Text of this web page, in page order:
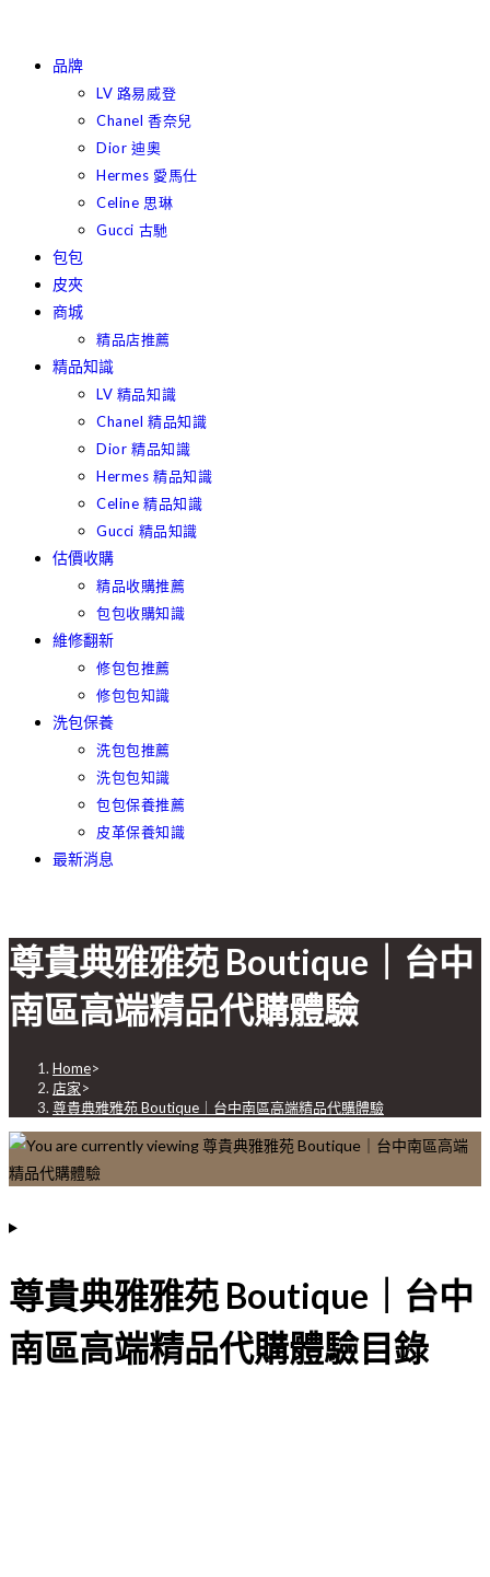
品牌
LV 路易威登
Chanel 香奈兒
Dior 迪奧
Hermes 愛馬仕
Celine 思琳
Gucci 古馳
包包
皮夾
商城
精品店推薦
精品知識
LV 精品知識
Chanel 精品知識
Dior 精品知識
Hermes 精品知識
Celine 精品知識
Gucci 精品知識
估價收購
精品收購推薦
包包收購知識
維修翻新
修包包推薦
修包包知識
洗包保養
洗包包推薦
洗包包知識
包包保養推薦
皮革保養知識
最新消息
尊貴典雅雅苑 Boutique｜台中
南區高端精品代購體驗
Home>
店家>
尊貴典雅雅苑 Boutique｜台中南區高端精品代購體驗
尊貴典雅雅苑 Boutique｜台中
南區高端精品代購體驗目錄